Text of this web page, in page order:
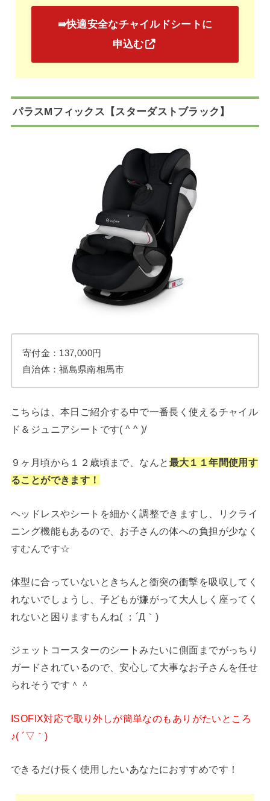
⇛快適安全なチャイルドシートに
申込む
パラスMフィックス【スターダストブラック】
寄付金：137,000円
自治体：福島県南相馬市
こちらは、本日ご紹介する中で一番長く使えるチャイル
ド＆ジュニアシートです( ^ ^ )/
９ヶ月頃から１２歳頃まで、なんと 最大１１年間使用す
ることができます！
ヘッドレスやシートを細かく調整できますし、リクライ
ニング機能もあるので、お子さんの体への負担が少なく
すむんです☆
体型に合っていないときちんと衝突の衝撃を吸収してく
れないでしょうし、子どもが嫌がって大人しく座ってく
れないと困りますもんね( ；´Д｀)
ジェットコースターのシートみたいに側面までがっちり
ガードされているので、安心して大事なお子さんを任せ
られそうです＾＾
ISOFIX対応で取り外しが簡単なのもありがたいところ
♪( ´▽｀)
できるだけ長く使用したいあなたにおすすめです！